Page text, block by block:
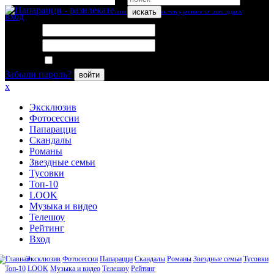
искать
вход
Забыли пароль?
войти
x
Эксклюзив
Фотосессии
Папарацци
Скандалы
Романы
Звездные семьи
Тусовки
Топ-10
LOOK
Музыка и видео
Телешоу
Рейтинг
Вход
Эксклюзив Фотосессии Папарацци Скандалы Романы Звездные семьи Тусовки
Топ-10 LOOK Музыка и видео Телешоу Рейтинг